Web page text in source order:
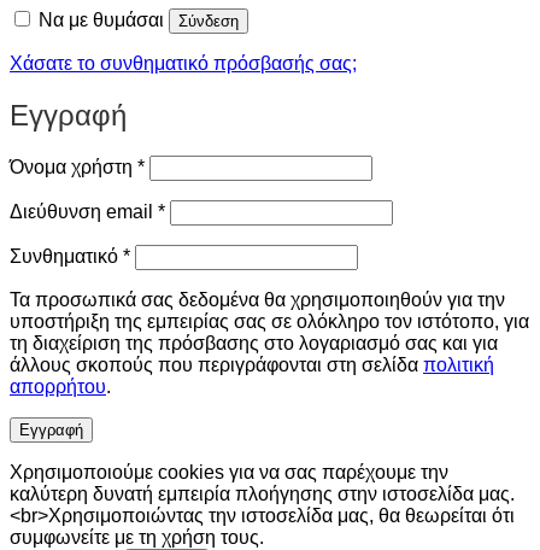
Να με θυμάσαι Σύνδεση
Χάσατε το συνθηματικό πρόσβασής σας;
Εγγραφή
Όνομα χρήστη *Απαιτείται
Διεύθυνση email *Απαιτείται
Συνθηματικό *Απαιτείται
Τα προσωπικά σας δεδομένα θα χρησιμοποιηθούν για την
υποστήριξη της εμπειρίας σας σε ολόκληρο τον ιστότοπο, για
τη διαχείριση της πρόσβασης στο λογαριασμό σας και για
άλλους σκοπούς που περιγράφονται στη σελίδα πολιτική
απορρήτου.
Εγγραφή
Χρησιμοποιούμε cookies για να σας παρέχουμε την
καλύτερη δυνατή εμπειρία πλοήγησης στην ιστοσελίδα μας.
<br>Χρησιμοποιώντας την ιστοσελίδα μας, θα θεωρείται ότι
συμφωνείτε με τη χρήση τους.